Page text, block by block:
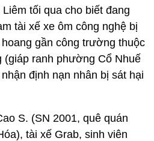
tối qua cho biết đang
tài xế xe ôm công nghệ bị
gần công trường thuộc
ranh phường Cổ Nhuế
định nạn nhân bị sát hại
S. (SN 2001, quê quán
tài xế Grab, sinh viên